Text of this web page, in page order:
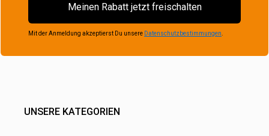
Meinen Rabatt jetzt freischalten
Mit der Anmeldung akzeptierst Du unsere Datenschutzbestimmungen
UNSERE KATEGORIEN